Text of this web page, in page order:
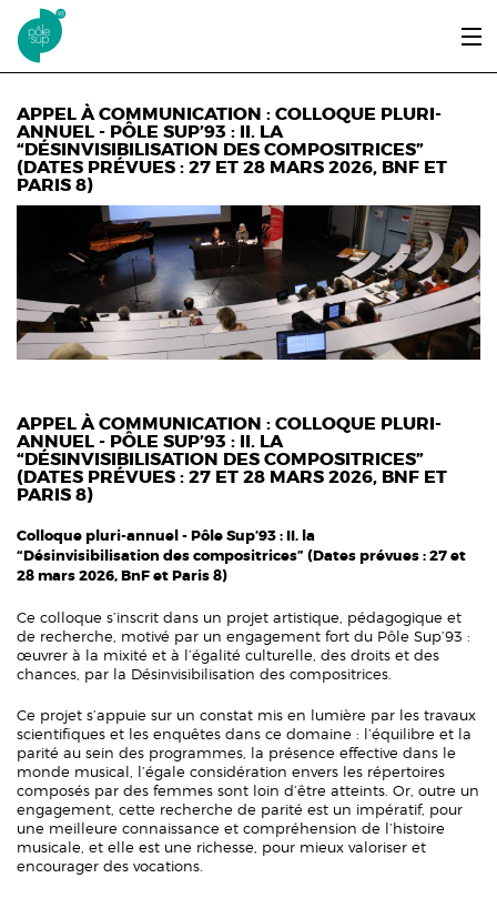
Aller au contenu principal
ENTRER ET SE FORMER
ÉTUDIANTS / DIPLÔMÉS
ÉCOUTER, VOIR & LIRE
INFOS PRATIQUES
ERASMUS+
APPEL À COMMUNICATION : COLLOQUE PLURI-
ANNUEL - PÔLE SUP’93 : II. LA
“DÉSINVISIBILISATION DES COMPOSITRICES”
(DATES PRÉVUES : 27 ET 28 MARS 2026, BNF ET
PARIS 8)
APPEL À COMMUNICATION : COLLOQUE PLURI-
ANNUEL - PÔLE SUP’93 : II. LA
“DÉSINVISIBILISATION DES COMPOSITRICES”
(DATES PRÉVUES : 27 ET 28 MARS 2026, BNF ET
PARIS 8)
Colloque pluri-annuel - Pôle Sup’93 : II. la
“Désinvisibilisation des compositrices” (Dates prévues : 27 et
28 mars 2026, BnF et Paris 8)
Ce colloque s’inscrit dans un projet artistique, pédagogique et
de recherche, motivé par un engagement fort du Pôle Sup’93 :
œuvrer à la mixité et à l’égalité culturelle, des droits et des
chances, par la Désinvisibilisation des compositrices.
Ce projet s’appuie sur un constat mis en lumière par les travaux
scientifiques et les enquêtes dans ce domaine : l’équilibre et la
parité au sein des programmes, la présence effective dans le
monde musical, l’égale considération envers les répertoires
composés par des femmes sont loin d’être atteints. Or, outre un
engagement, cette recherche de parité est un impératif, pour
une meilleure connaissance et compréhension de l’histoire
musicale, et elle est une richesse, pour mieux valoriser et
encourager des vocations.